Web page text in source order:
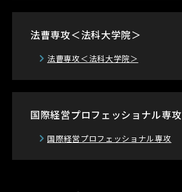
法曹専攻＜法科大学院＞
法曹専攻＜法科大学院＞
国際経営プロフェッショナル専攻
国際経営プロフェッショナル専攻